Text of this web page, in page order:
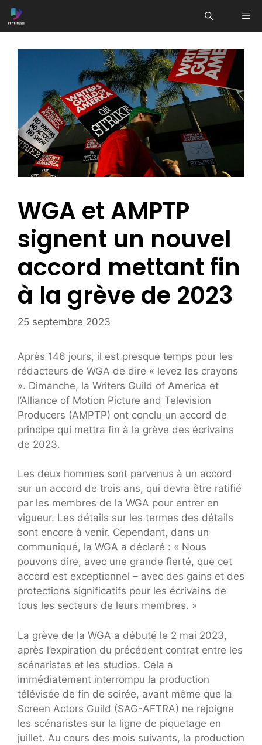
Aller
au
WGA et AMPTP
signent un nouvel
accord mettant fin
à la grève de 2023
25 septembre 2023
Après 146 jours, il est presque temps pour les
rédacteurs de WGA de dire « levez les crayons
». Dimanche, la Writers Guild of America et
l’Alliance of Motion Picture and Television
Producers (AMPTP) ont conclu un accord de
principe qui mettra fin à la grève des écrivains
de 2023.
Les deux hommes sont parvenus à un accord
sur un accord de trois ans, qui devra être ratifié
par les membres de la WGA pour entrer en
vigueur. Les détails sur les termes des détails
sont encore à venir. Cependant, dans un
communiqué, la WGA a déclaré : « Nous
pouvons dire, avec une grande fierté, que cet
accord est exceptionnel – avec des gains et des
protections significatifs pour les écrivains de
tous les secteurs de leurs membres. »
La grève de la WGA a débuté le 2 mai 2023,
après l’expiration du précédent contrat entre les
scénaristes et les studios. Cela a
immédiatement interrompu la production
télévisée de fin de soirée, avant même que la
Screen Actors Guild (SAG-AFTRA) ne rejoigne
les scénaristes sur la ligne de piquetage en
juillet. Au cours des mois suivants, la production